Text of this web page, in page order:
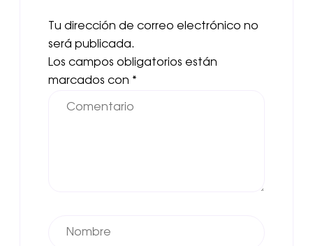
Tu dirección de correo electrónico no
será publicada.
Los campos obligatorios están
marcados con *